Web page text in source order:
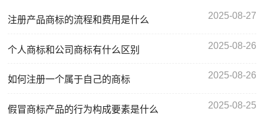
注册产品商标的流程和费用是什么 2025-08-27
个人商标和公司商标有什么区别 2025-08-26
如何注册一个属于自己的商标 2025-08-26
假冒商标产品的行为构成要素是什么 2025-08-25